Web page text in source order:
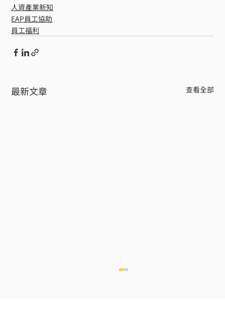
人資產業新知
EAP員工協助
員工福利
最新文章 查看全部